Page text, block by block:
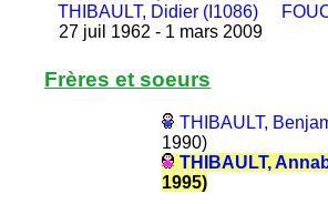
THIBAULT, Didier (I1086)
27 juil 1962 - 1 mars 2009
Frères et soeurs
THIBAULT,
1990)
THIBAULT,
1995)